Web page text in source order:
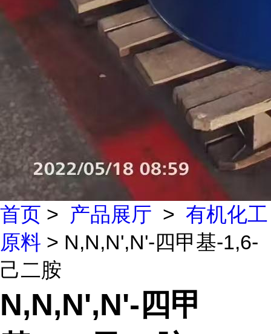
首页 > 产品展厅 > 有机化工
原料 > N,N,N',N'-四甲基-1,6-
己二胺
N,N,N',N'-四甲